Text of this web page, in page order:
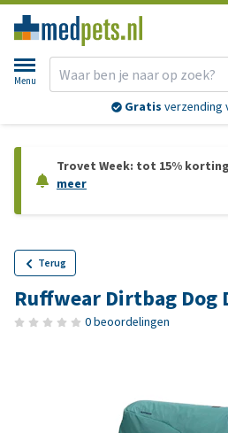
Menu
Gratis verzending
Trovet Week: tot 15%
meer
Terug
Ruffwear Dirtbag Dog
0 beoordelingen